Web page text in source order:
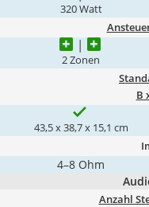
320 Watt
2 Zonen
B
43,5 x 38,7 x 15,1 cm
4–8 Ohm
Anzahl